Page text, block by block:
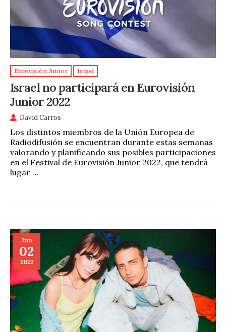
Eurovisión Junior Israel
Israel no participará en Eurovisión
Junior 2022
David Carros
Los distintos miembros de la Unión Europea de
Radiodifusión se encuentran durante estas semanas
valorando y planificando sus posibles participaciones
en el Festival de Eurovisión Junior 2022, que tendrá
lugar …
Jun
02
2022